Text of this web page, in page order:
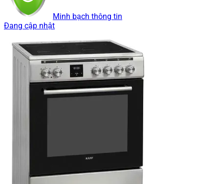
Minh bạch thông tin
Đang cập nhật